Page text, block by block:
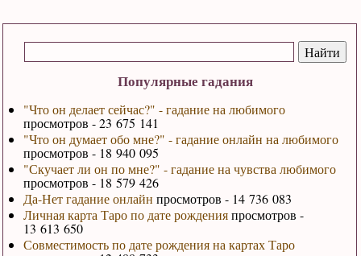
Популярные гадания
"Что он делает сейчас?" - гадание на любимого
просмотров - 23 675 141
"Что он думает обо мне?" - гадание онлайн на любимого
просмотров - 18 940 095
"Скучает ли он по мне?" - гадание на чувства любимого
просмотров - 18 579 426
Да-Нет гадание онлайн просмотров - 14 736 083
Личная карта Таро по дате рожденияпросмотров -
13 613 650
Совместимость по дате рождения на картах Таро